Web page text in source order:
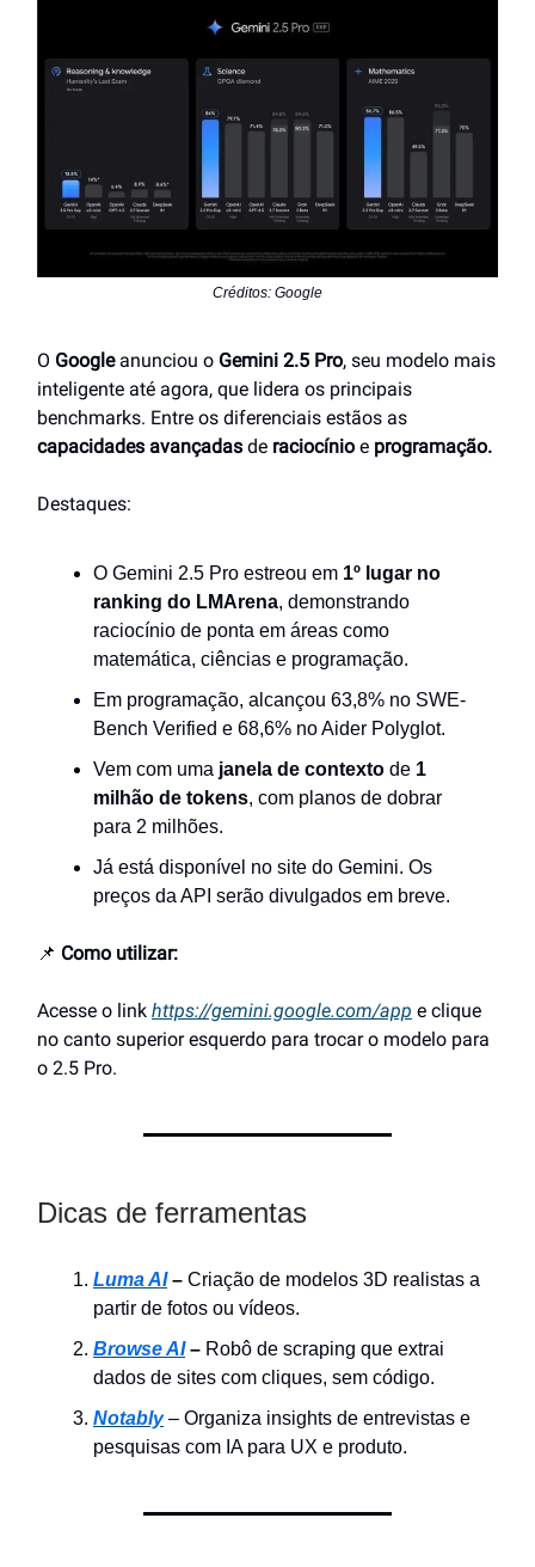
Créditos: Google
O Google anunciou o Gemini 2.5 Pro, seu modelo mais
inteligente até agora, que lidera os principais
benchmarks. Entre os diferenciais estãos as
capacidades avançadas de raciocínio e programação.
Destaques:
O Gemini 2.5 Pro estreou em 1º lugar no
ranking do LMArena, demonstrando
raciocínio de ponta em áreas como
matemática, ciências e programação.
Em programação, alcançou 63,8% no SWE-
Bench Verified e 68,6% no Aider Polyglot.
Vem com uma janela de contexto de 1
milhão de tokens, com planos de dobrar
para 2 milhões.
Já está disponível no site do Gemini. Os
preços da API serão divulgados em breve.
📌 Como utilizar:
Acesse o link https://gemini.google.com/app e clique
no canto superior esquerdo para trocar o modelo para
o 2.5 Pro.
Dicas de ferramentas
Luma AI– Criação de modelos 3D realistas a
partir de fotos ou vídeos.
Browse AI– Robô de scraping que extrai
dados de sites com cliques, sem código.
Notably – Organiza insights de entrevistas e
pesquisas com IA para UX e produto.